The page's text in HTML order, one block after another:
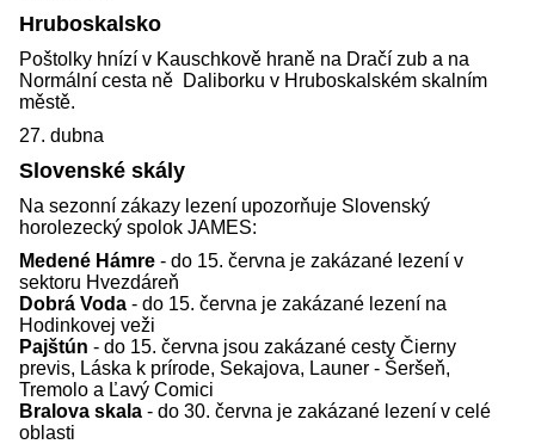
Hruboskalsko
Poštolky hnízí v Kauschkově hraně na Dračí zub a na
Normální cesta ně Daliborku v Hruboskalském skalním
městě.
27. dubna
Slovenské skály
Na sezonní zákazy lezení upozorňuje Slovenský
horolezecký spolok JAMES:
Medené Hámre - do 15. června je zakázané lezení v
sektoru Hvezdáreň
Dobrá Voda - do 15. června je zakázané lezení na
Hodinkovej veži
Pajštún - do 15. června jsou zakázané cesty Čierny
previs, Láska k prírode, Sekajova, Launer - Šeršeň,
Tremolo a Ľavý Comici
Bralova skala - do 30. června je zakázané lezení v celé
oblasti